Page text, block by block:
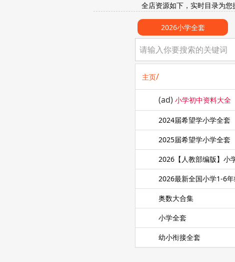
全店资源如下，实时目录为
2026小学全套
主页/
(ad)小学初中资料大全
2024届希望学小学全套
2025届希望学小学全套
2026【人教部编版】小
2026最新全国小学1-6
奥数大合集
小学全套
幼小衔接全套